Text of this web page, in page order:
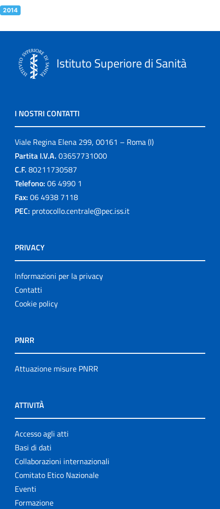
2014
Istituto Superiore di Sanità
I NOSTRI CONTATTI
Viale Regina Elena 299, 00161 – Roma (I)
Partita I.V.A. 03657731000
C.F. 80211730587
Telefono: 06 4990 1
Fax: 06 4938 7118
PEC: protocollo.centrale@pec.iss.it
PRIVACY
Informazioni per la privacy
Contatti
Cookie policy
PNRR
Attuazione misure PNRR
ATTIVITÀ
Accesso agli atti
Basi di dati
Collaborazioni internazionali
Comitato Etico Nazionale
Eventi
Formazione